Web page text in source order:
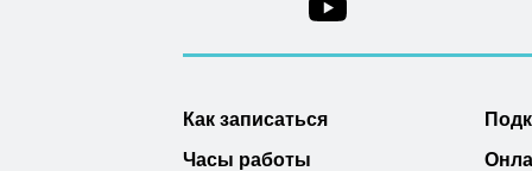
Как записаться
Часы работы